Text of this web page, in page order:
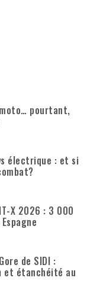
pourtant,
électrique : et si
X 2026 : 3 000
de SIDI :
étanchéité au